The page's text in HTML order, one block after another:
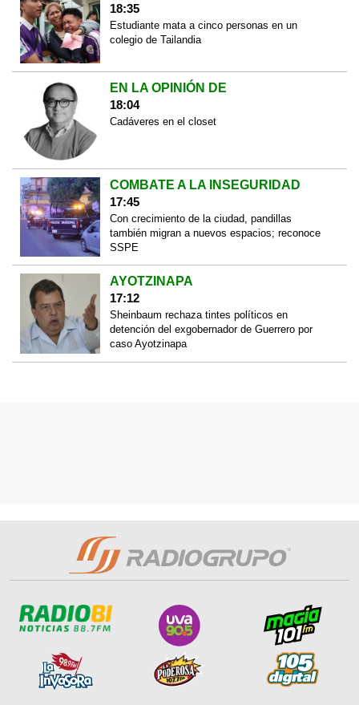
18:35
Estudiante mata a cinco personas en un
colegio de Tailandia
EN LA OPINIÓN DE
18:04
Cadáveres en el closet
COMBATE A LA INSEGURIDAD
17:45
Con crecimiento de la ciudad, pandillas
también migran a nuevos espacios; reconoce
SSPE
AYOTZINAPA
17:12
Sheinbaum rechaza tintes políticos en
detención del exgobernador de Guerrero por
caso Ayotzinapa